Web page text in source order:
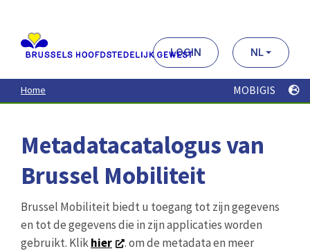
contenu
principal
LOGIN NL
Home MOBIGIS
Metadatacatalogus van
Brussel Mobiliteit
Brussel Mobiliteit biedt u toegang tot zijn gegevens
en tot de gegevens die in zijn applicaties worden
gebruikt. Klikhier
. om de metadata en meer